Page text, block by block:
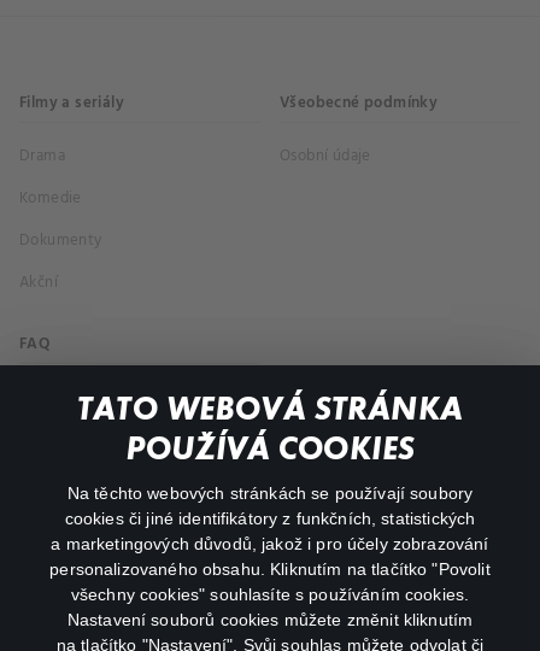
TATO WEBOVÁ STRÁNKA
POUŽÍVÁ COOKIES
Na těchto webových stránkách se používají soubory
cookies či jiné identifikátory z funkčních, statistických
a marketingových důvodů, jakož i pro účely zobrazování
personalizovaného obsahu. Kliknutím na tlačítko "Povolit
všechny cookies" souhlasíte s používáním cookies.
Nastavení souborů cookies můžete změnit kliknutím
na tlačítko "Nastavení". Svůj souhlas můžete odvolat či
Filmy a seriály
Drama
Komedie
Dokumenty
Akční
Všeobecné podmínky
Osobní údaje
FAQ
Můj účet
Důležité odkazy
facebookinstagram
youtube